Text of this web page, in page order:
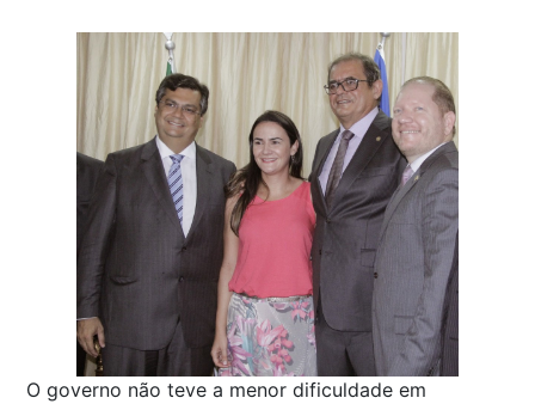
O governo não teve a menor dificuldade em